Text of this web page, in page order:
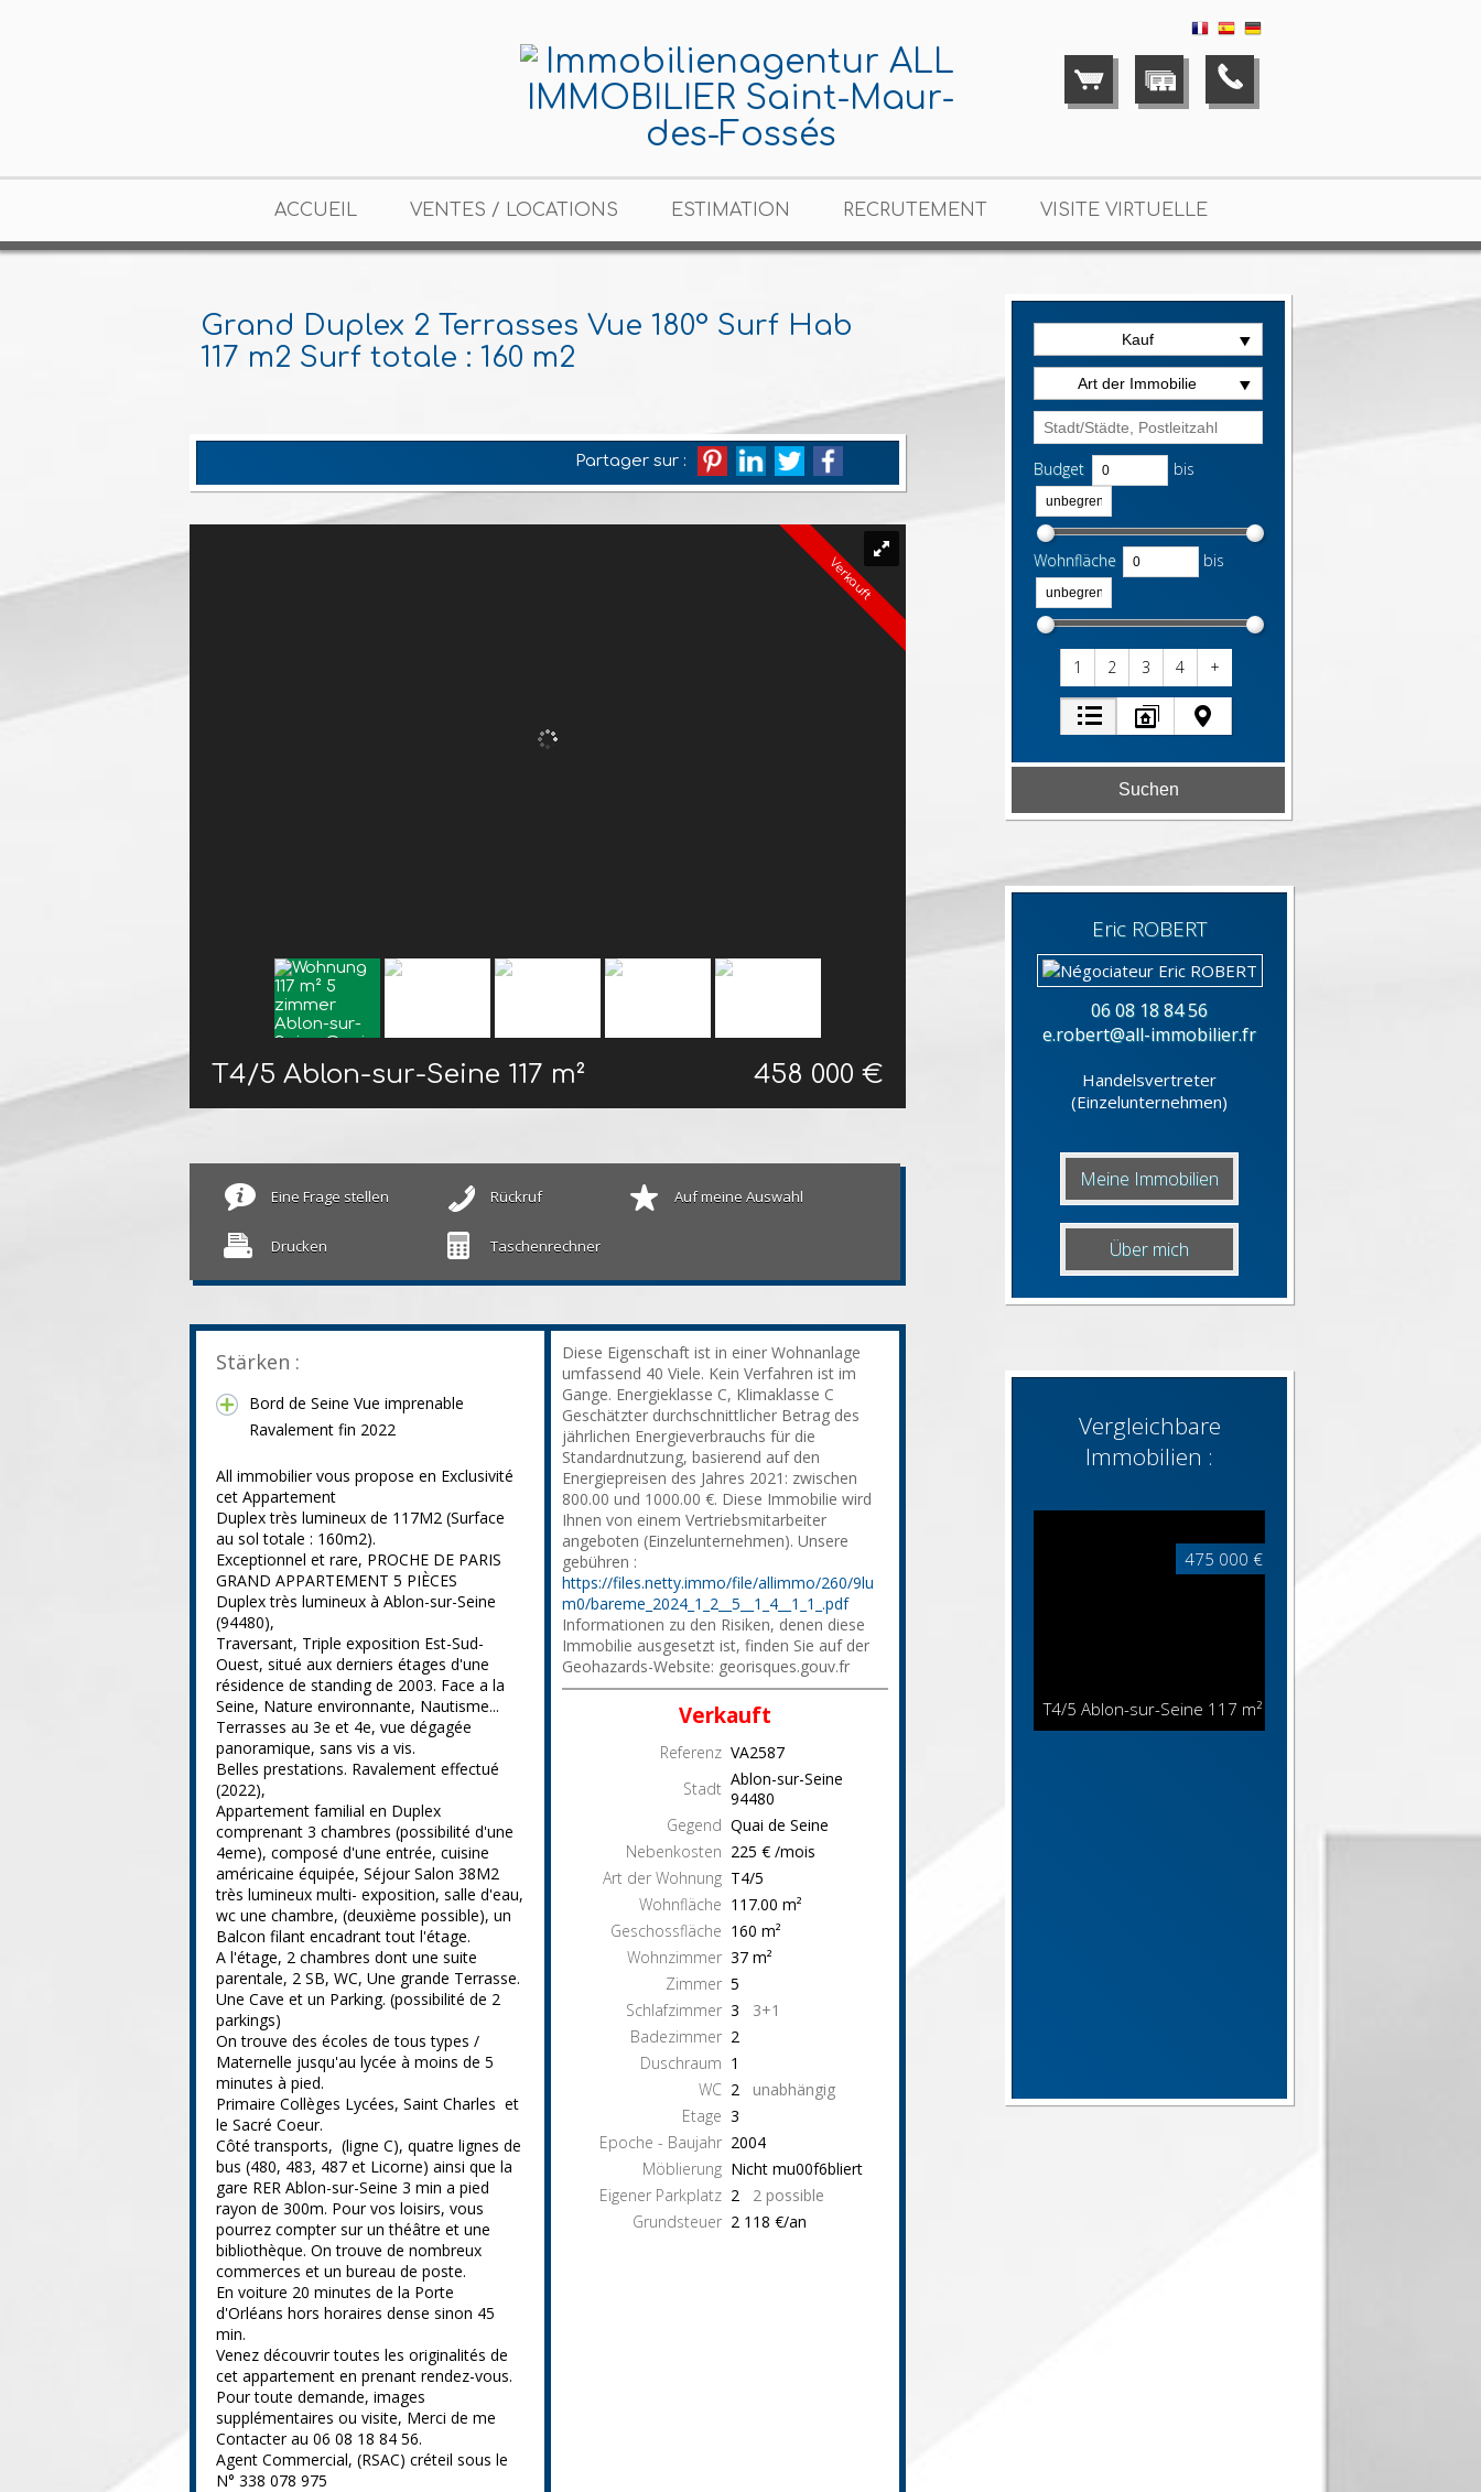
ACCUEIL VENTES / LOCATIONS ESTIMATION RECRUTEMENT VISITE VIRTUELLE
Kauf
Art der Immobilie
Budget bis
Wohnfläche bis
1 2 3 4 +
Eric ROBERT
06 08 18 84 56
e.robert@all-immobilier.fr
Handelsvertreter
(Einzelunternehmen)
Meine Immobilien
Über mich
Vergleichbare
Immobilien :
475 000 €
T4/5 Ablon-sur-Seine 117 m²
Grand Duplex 2 Terrasses Vue 180° Surf Hab
117 m2 Surf totale : 160 m2
Partager sur :
Verkauft
T4/5 Ablon-sur-Seine 117 m² 458 000 €
Eine Frage stellen Rückruf Auf meine Auswahl
Drucken Taschenrechner
Stärken :
Bord de Seine Vue imprenable
Ravalement fin 2022
All immobilier vous propose en Exclusivité
cet Appartement
Duplex très lumineux de 117M2 (Surface
au sol totale : 160m2).
Exceptionnel et rare, PROCHE DE PARIS
GRAND APPARTEMENT 5 PIÈCES
Duplex très lumineux à Ablon-sur-Seine
(94480),
Traversant, Triple exposition Est-Sud-
Ouest, situé aux derniers étages d'une
résidence de standing de 2003. Face a la
Seine, Nature environnante, Nautisme...
Terrasses au 3e et 4e, vue dégagée
panoramique, sans vis a vis.
Belles prestations. Ravalement effectué
(2022),
Appartement familial en Duplex
comprenant 3 chambres (possibilité d'une
4eme), composé d'une entrée, cuisine
américaine équipée, Séjour Salon 38M2
très lumineux multi- exposition, salle d'eau,
wc une chambre, (deuxième possible), un
Balcon filant encadrant tout l'étage.
A l'étage, 2 chambres dont une suite
parentale, 2 SB, WC, Une grande Terrasse.
Une Cave et un Parking. (possibilité de 2
parkings)
On trouve des écoles de tous types /
Maternelle jusqu'au lycée à moins de 5
minutes à pied.
Primaire Collèges Lycées, Saint Charles et
le Sacré Coeur.
Côté transports, (ligne C), quatre lignes de
bus (480, 483, 487 et Licorne) ainsi que la
gare RER Ablon-sur-Seine 3 min a pied
rayon de 300m. Pour vos loisirs, vous
pourrez compter sur un théâtre et une
bibliothèque. On trouve de nombreux
commerces et un bureau de poste.
En voiture 20 minutes de la Porte
d'Orléans hors horaires dense sinon 45
min.
Venez découvrir toutes les originalités de
cet appartement en prenant rendez-vous.
Pour toute demande, images
supplémentaires ou visite, Merci de me
Contacter au 06 08 18 84 56.
Agent Commercial, (RSAC) créteil sous le
N° 338 078 975
Diese Eigenschaft ist in einer Wohnanlage
umfassend 40 Viele. Kein Verfahren ist im
Gange. Energieklasse C, Klimaklasse C
Geschätzter durchschnittlicher Betrag des
jährlichen Energieverbrauchs für die
Standardnutzung, basierend auf den
Energiepreisen des Jahres 2021: zwischen
800.00 und 1000.00 €. Diese Immobilie wird
Ihnen von einem Vertriebsmitarbeiter
angeboten (Einzelunternehmen). Unsere
gebühren :
https://files.netty.immo/file/allimmo/260/9lu
m0/bareme_2024_1_2__5__1_4__1_1_.pdf
Informationen zu den Risiken, denen diese
Immobilie ausgesetzt ist, finden Sie auf der
Geohazards-Website: georisques.gouv.fr
Verkauft
Referenz VA2587
Stadt Ablon-sur-Seine
94480
Gegend Quai de Seine
Nebenkosten 225 € /mois
Art der Wohnung T4/5
Wohnfläche 117.00 m²
Geschossfläche 160 m²
Wohnzimmer 37 m²
Zimmer 5
Schlafzimmer 3 3+1
Badezimmer 2
Duschraum 1
WC 2 unabhängig
Etage 3
Epoche - Baujahr 2004
Möblierung Nicht mu00f6bliert
Eigener Parkplatz 2 2 possible
Grundsteuer 2 118 €/an